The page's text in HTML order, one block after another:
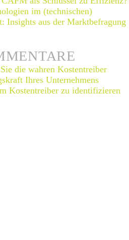
im (technischen)
Insights aus der Marktbefragung
die wahren Kostentreiber
Ihres Unternehmens
Kostentreiber zu identifizieren